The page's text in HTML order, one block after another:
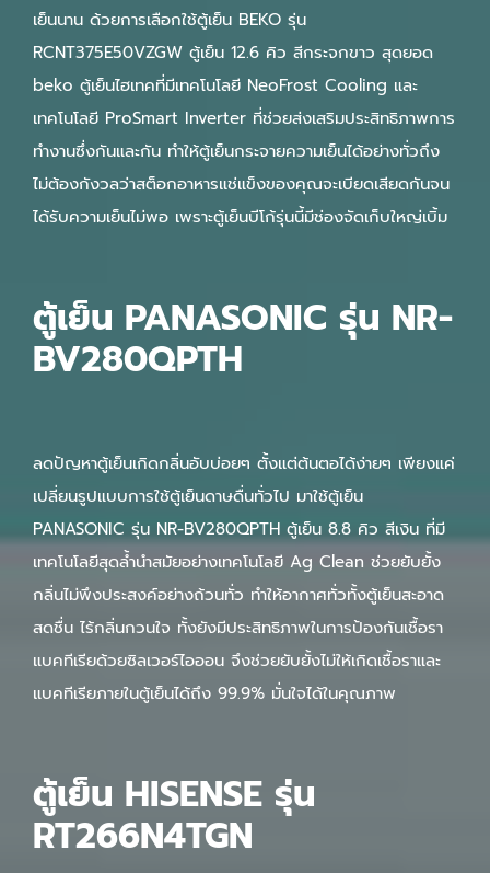
เย็นนาน ด้วยการเลือกใช้ตู้เย็น BEKO รุ่น
RCNT375E50VZGW ตู้เย็น 12.6 คิว สีกระจกขาว สุดยอด
beko ตู้เย็นไฮเทคที่มีเทคโนโลยี NeoFrost Cooling และ
เทคโนโลยี ProSmart Inverter ที่ช่วยส่งเสริมประสิทธิภาพการ
ทำงานซึ่งกันและกัน ทำให้ตู้เย็นกระจายความเย็นได้อย่างทั่วถึง
ไม่ต้องกังวลว่าสต็อกอาหารแช่แข็งของคุณจะเบียดเสียดกันจน
ได้รับความเย็นไม่พอ เพราะตู้เย็นบีโก้รุ่นนี้มีช่องจัดเก็บใหญ่เบิ้ม
ตู้เย็น PANASONIC รุ่น NR-
BV280QPTH
ลดปัญหาตู้เย็นเกิดกลิ่นอับบ่อยๆ ตั้งแต่ต้นตอได้ง่ายๆ เพียงแค่
เปลี่ยนรูปแบบการใช้ตู้เย็นดาษดื่นทั่วไป มาใช้ตู้เย็น
PANASONIC รุ่น NR-BV280QPTH ตู้เย็น 8.8 คิว สีเงิน ที่มี
เทคโนโลยีสุดล้ำนำสมัยอย่างเทคโนโลยี Ag Clean ช่วยยับยั้ง
กลิ่นไม่พึงประสงค์อย่างถ้วนทั่ว ทำให้อากาศทั่วทั้งตู้เย็นสะอาด
สดชื่น ไร้กลิ่นกวนใจ ทั้งยังมีประสิทธิภาพในการป้องกันเชื้อรา
แบคทีเรียด้วยซิลเวอร์ไอออน จึงช่วยยับยั้งไม่ให้เกิดเชื้อราและ
แบคทีเรียภายในตู้เย็นได้ถึง 99.9% มั่นใจได้ในคุณภาพ
ตู้เย็น HISENSE รุ่น
RT266N4TGN